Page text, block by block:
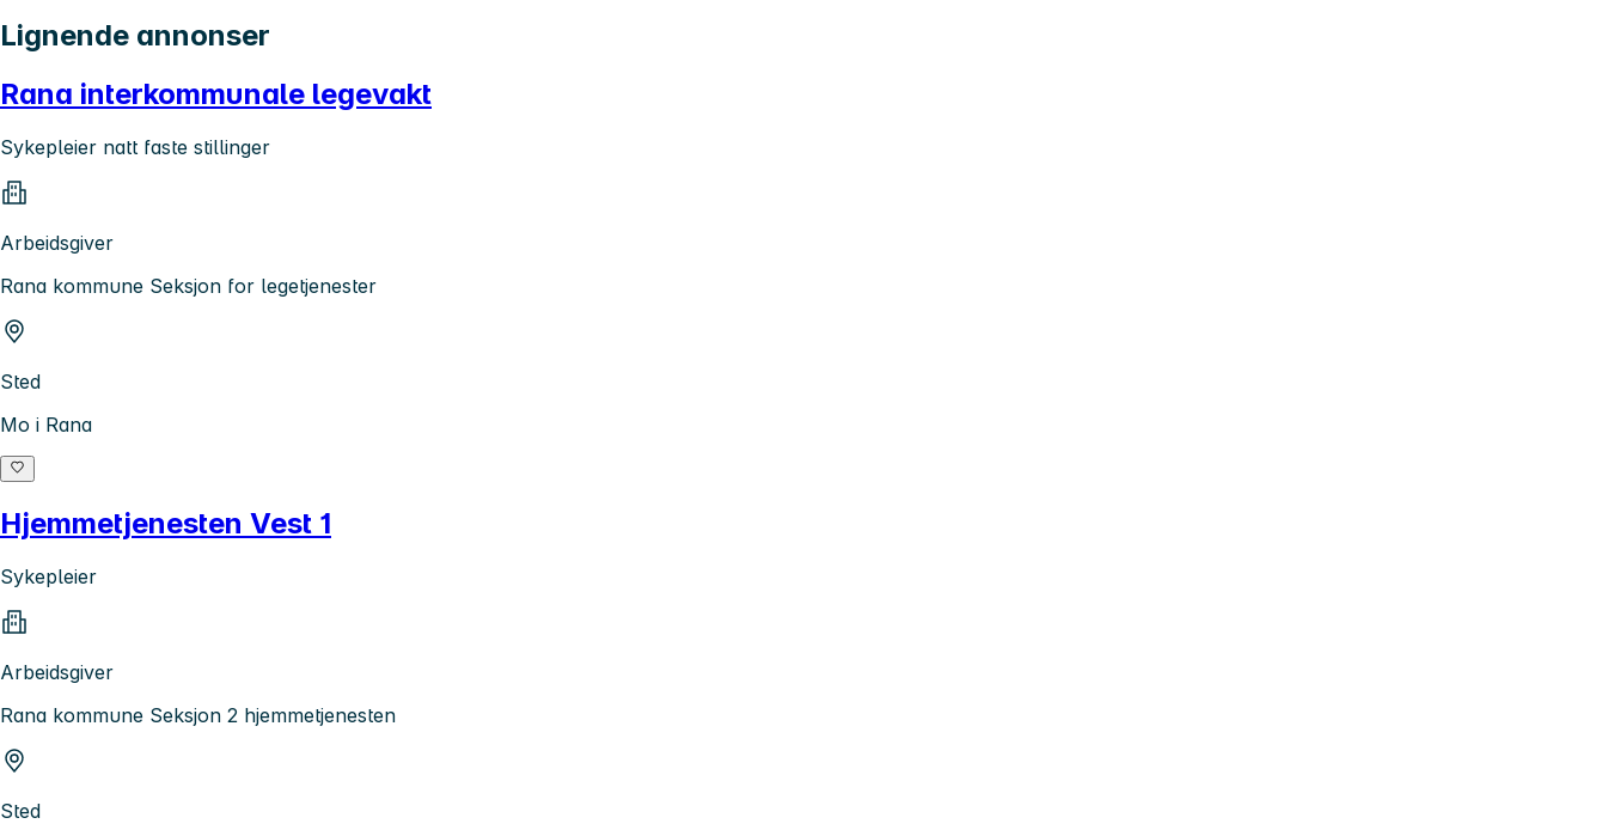
Lignende annonser
Rana interkommunale legevakt
Sykepleier natt faste stillinger
Arbeidsgiver
Rana kommune Seksjon for legetjenester
Sted
Mo i Rana
Hjemmetjenesten Vest 1
Sykepleier
Arbeidsgiver
Rana kommune Seksjon 2 hjemmetjenesten
Sted